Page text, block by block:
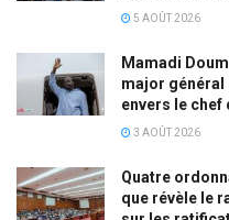
5 AOÛT 2026
Mamadi
major général
envers le chef
3 AOÛT 2026
Quatre
que révèle le